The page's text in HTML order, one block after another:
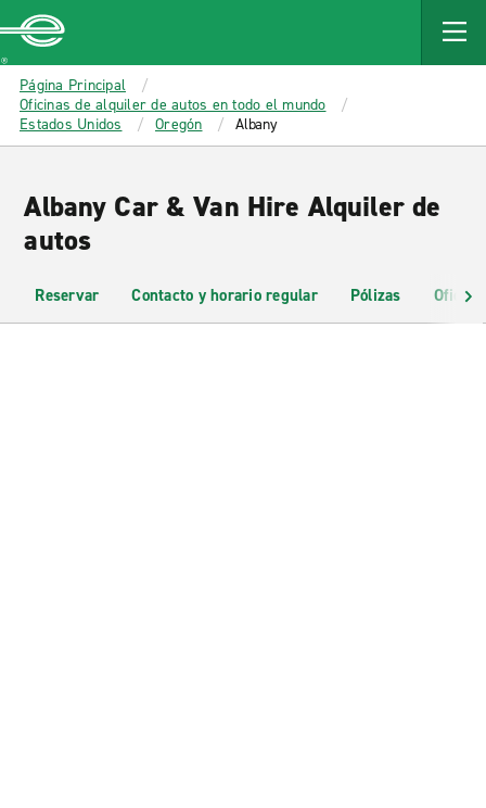
MAIN
CONTENT
Enterprise
Página Principal
Oficinas de alquiler de autos en todo el mundo
Estados Unidos
Oregón Albany
Albany Car & Van Hire Alquiler de
autos
Reservar Contacto y horario regular Pólizas